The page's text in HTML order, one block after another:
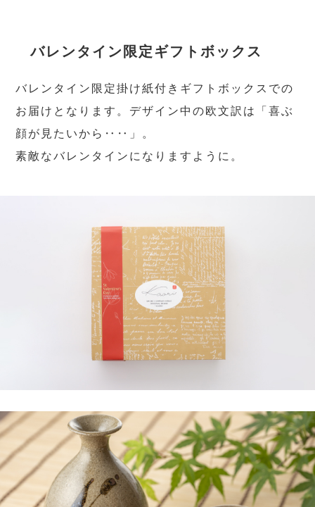
バレンタイン限定ギフトボックス
バレンタイン限定掛け紙付きギフトボックスでの
お届けとなります。デザイン中の欧文訳は「喜ぶ
顔が見たいから‥‥」。
素敵なバレンタインになりますように。